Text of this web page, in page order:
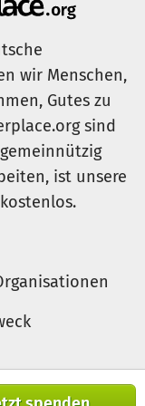
aufzutanken, sich
Betreuung ihrer
gestärkt, au
deiner
etc. vorstellen,
nach
uns einfach
wir Menschen,
Gutes zu
sind
ist unsere